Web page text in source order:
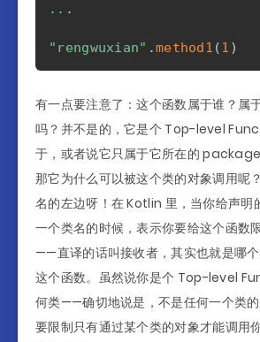
.. .
"rengwuxian" .method1 (1 )
有一点要注意了：这个函数属于谁？属
吗？并不是的，它是个 Top-level
于，或者说它只属于它所在的 package
那它为什么可以被这个类的对象调用
名的左边呀！在 Kotlin 里，当你给声明
一个类名的时候，表示你要给这个函数
——直译的话叫接收者，其实也就是哪
这个函数。虽然说你是个 Top-level
何类——确切地说是，不是任何一个类
要限制只有通过某个类的对象才能调用